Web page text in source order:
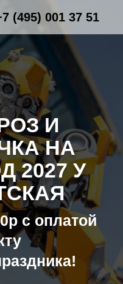
(495) 001 37 51
И
НА
2027 У
с оплатой